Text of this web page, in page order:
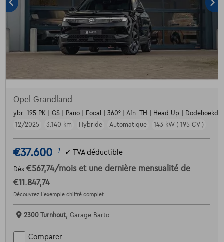
Opel Grandland
ybr. 195 PK | GS | Pano | Focal | 360° | Afn. TH | Head-Up |
12/2025
3.140 km Hybride Automatique 143 kW ( 195 CV )
€37.600 1 ✓ TVA déductible
Dès €567,74/mois et une dernière mensualité de
€11.847,74
Découvrez l’exemple chiffré complet
2300 Turnhout, Garage Barto
Comparer